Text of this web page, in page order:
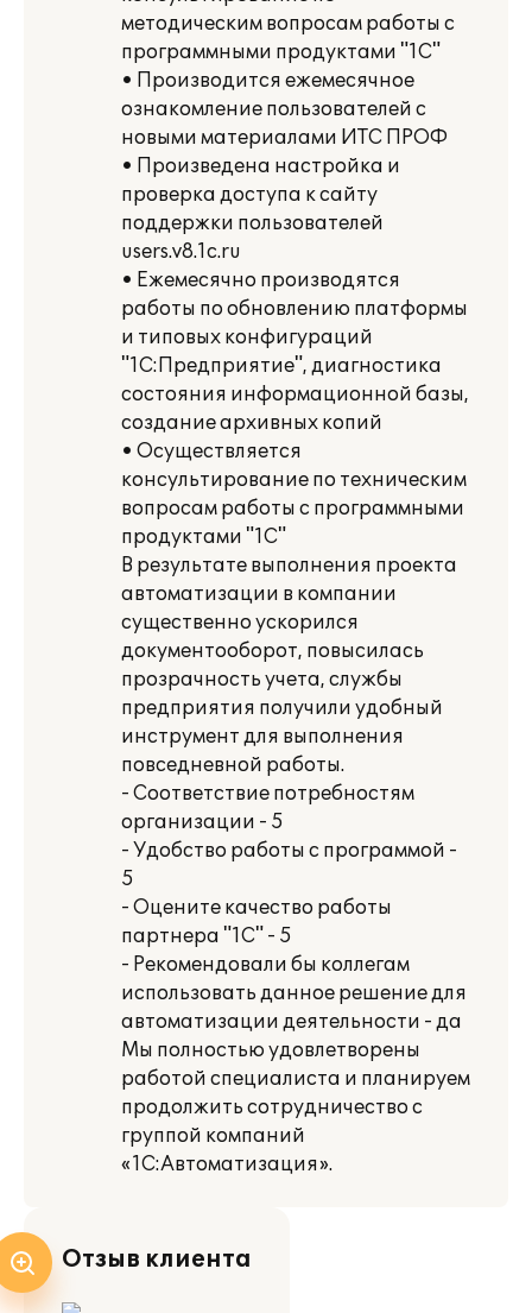
методическим вопросам работы с
программными продуктами "1С"
• Производится ежемесячное
ознакомление пользователей с
новыми материалами ИТС ПРОФ
• Произведена настройка и
проверка доступа к сайту
поддержки пользователей
users.v8.1c.ru
• Ежемесячно производятся
работы по обновлению платформы
и типовых конфигураций
"1С:Предприятие", диагностика
состояния информационной базы,
создание архивных копий
• Осуществляется
консультирование по техническим
вопросам работы с программными
продуктами "1С"
В результате выполнения проекта
автоматизации в компании
существенно ускорился
документооборот, повысилась
прозрачность учета, службы
предприятия получили удобный
инструмент для выполнения
повседневной работы.
- Соответствие потребностям
организации - 5
- Удобство работы с программой -
5
- Оцените качество работы
партнера "1С" - 5
- Рекомендовали бы коллегам
использовать данное решение для
автоматизации деятельности - да
Мы полностью удовлетворены
работой специалиста и планируем
продолжить сотрудничество с
группой компаний
«1С:Автоматизация».
Отзыв клиента